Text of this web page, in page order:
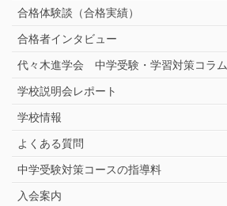
合格体験談（合格実績）
合格者インタビュー
代々木進学会 中学受験・学習対策コラム
学校説明会レポート
学校情報
よくある質問
中学受験対策コースの指導料
入会案内